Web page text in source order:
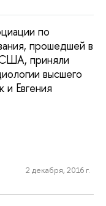
по
прошедшей в
приняли
высшего
и Евгения
2 декабря, 2016 г.